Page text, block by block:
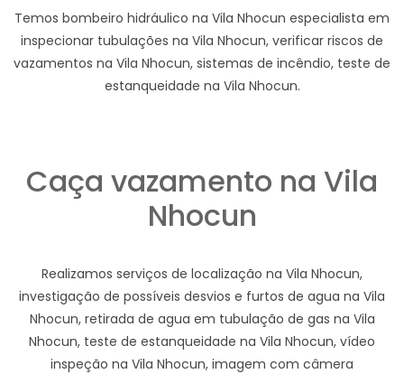
Temos bombeiro hidráulico na Vila Nhocun especialista em
inspecionar tubulações na Vila Nhocun, verificar riscos de
vazamentos na Vila Nhocun, sistemas de incêndio, teste de
estanqueidade na Vila Nhocun.
Caça vazamento na Vila
Nhocun
Realizamos serviços de localização na Vila Nhocun,
investigação de possíveis desvios e furtos de agua na Vila
Nhocun, retirada de agua em tubulação de gas na Vila
Nhocun, teste de estanqueidade na Vila Nhocun, vídeo
inspeção na Vila Nhocun, imagem com câmera